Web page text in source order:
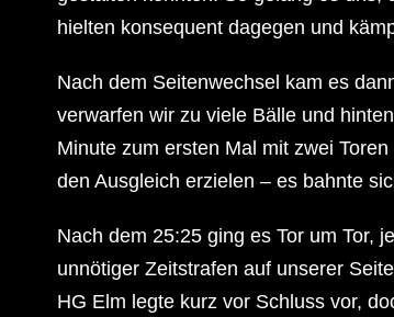
hielten konsequent dagegen und
Nach dem Seitenwechsel kam es
verwarfen wir zu viele Bälle und
Minute zum ersten Mal mit zwei
den Ausgleich erzielen – es bahnte
Nach dem 25:25 ging es Tor um Tor,
unnötiger Zeitstrafen auf unserer
HG Elm legte kurz vor Schluss vor,